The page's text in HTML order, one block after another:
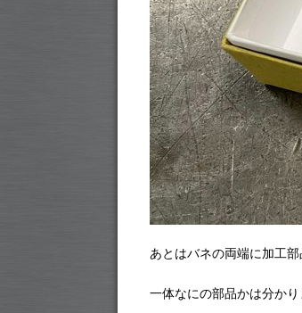
あとはバネの両端に加工
一体なにの部品かは分か